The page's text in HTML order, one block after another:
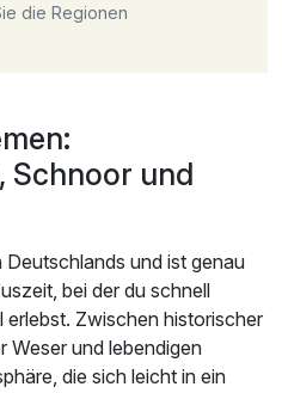
die Regionen
Schnoor und
und ist genau
bei der du schnell
Zwischen historischer
Weser und lebendigen
die sich leicht in ein